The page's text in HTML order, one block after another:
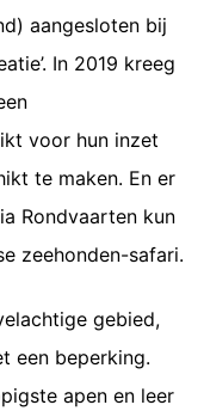
aangesloten bij
In 2019 kreeg
voor hun inzet
te maken. En er
Rondvaarten kun
zeehonden-safari.
gebied,
een beperking.
apen en leer